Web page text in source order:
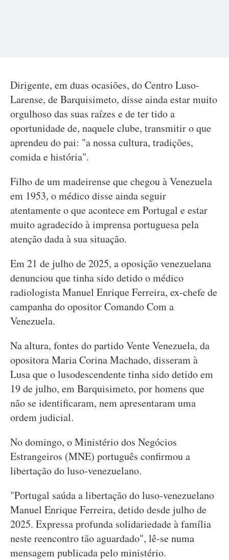
Dirigente, em duas ocasiões, do Centro Luso-
Larense, de Barquisimeto, disse ainda estar muito
orgulhoso das suas raízes e de ter tido a
oportunidade de, naquele clube, transmitir o que
aprendeu do pai: "a nossa cultura, tradições,
comida e história".
Filho de um madeirense que chegou à Venezuela
em 1953, o médico disse ainda seguir
atentamente o que acontece em Portugal e estar
muito agradecido à imprensa portuguesa pela
atenção dada à sua situação.
Em 21 de julho de 2025, a oposição venezuelana
denunciou que tinha sido detido o médico
radiologista Manuel Enrique Ferreira, ex-chefe de
campanha do opositor Comando Com a
Venezuela.
Na altura, fontes do partido Vente Venezuela, da
opositora Maria Corina Machado, disseram à
Lusa que o lusodescendente tinha sido detido em
19 de julho, em Barquisimeto, por homens que
não se identificaram, nem apresentaram uma
ordem judicial.
No domingo, o Ministério dos Negócios
Estrangeiros (MNE) português confirmou a
libertação do luso-venezuelano.
"Portugal saúda a libertação do luso-venezuelano
Manuel Enrique Ferreira, detido desde julho de
2025. Expressa profunda solidariedade à família
neste reencontro tão aguardado", lê-se numa
mensagem publicada pelo ministério.